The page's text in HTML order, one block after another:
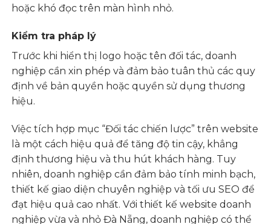
hoặc khó đọc trên màn hình nhỏ.
Kiểm tra pháp lý
Trước khi hiển thị logo hoặc tên đối tác, doanh
nghiệp cần xin phép và đảm bảo tuân thủ các quy
định về bản quyền hoặc quyền sử dụng thương
hiệu.
Việc tích hợp mục “Đối tác chiến lược” trên website
là một cách hiệu quả để tăng độ tin cậy, khẳng
định thương hiệu và thu hút khách hàng. Tuy
nhiên, doanh nghiệp cần đảm bảo tính minh bạch,
thiết kế giao diện chuyên nghiệp và tối ưu SEO để
đạt hiệu quả cao nhất. Với thiết kế website doanh
nghiệp vừa và nhỏ Đà Nẵng, doanh nghiệp có thể